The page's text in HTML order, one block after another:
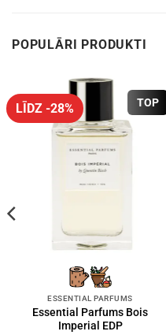
POPULĀRI PRODUKTI
TOP
LĪDZ -28%
ESSENTIAL PARFUMS
Essential Parfums Bois
Imperial EDP